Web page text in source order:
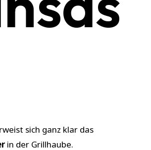
sich ganz klar das
in der Grillhaube.